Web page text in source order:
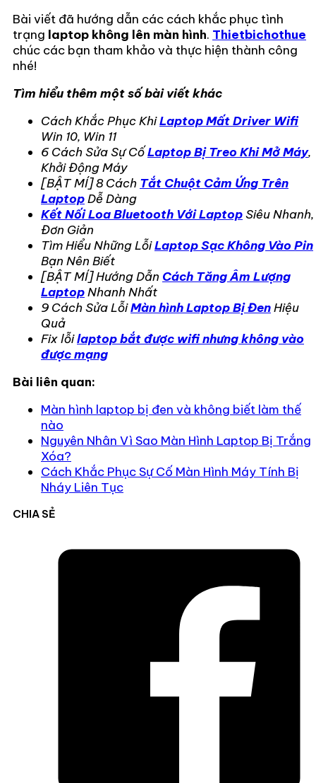
Bài viết đã hướng dẫn các cách khắc phục tình
trạng laptop không lên màn hình. Thietbichothue
chúc các bạn tham khảo và thực hiện thành công
nhé!
Tìm hiểu thêm một số bài viết khác
Cách Khắc Phục KhiLaptop Mất Driver Wifi
Win 10, Win 11
6 Cách Sửa Sự CốLaptop Bị Treo Khi Mở Máy,
Khởi Động Máy
[BẬT MÍ] 8 Cách Tắt Chuột Cảm Ứng Trên
LaptopDễ Dàng
Kết Nối Loa Bluetooth Với LaptopSiêu Nhanh,
Đơn Giản
Tìm Hiểu Những LỗiLaptop Sạc Không Vào Pin
Bạn Nên Biết
[BẬT MÍ] Hướng Dẫn Cách Tăng Âm Lượng
LaptopNhanh Nhất
9 Cách Sửa LỗiMàn hình Laptop Bị ĐenHiệu
Quả
Fix lỗilaptop bắt được wifi nhưng không vào
được mạng
Bài liên quan:
Màn hình laptop bị đen và không biết làm thế
nào
Nguyên Nhân Vì Sao Màn Hình Laptop Bị Trắng
Xóa?
Cách Khắc Phục Sự Cố Màn Hình Máy Tính Bị
Nháy Liên Tục
CHIA SẺ